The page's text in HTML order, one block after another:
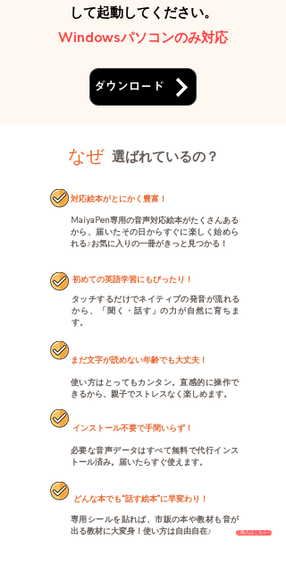
して起動してください。
Windowsパソコンのみ対応
ダウンロード
なぜ 選ばれているの？
対応絵本がとにかく豊富！
MaiyaPen専用の音声対応絵本がたくさんある
から、届いたその日からすぐに楽しく始めら
れる♪お気に入りの一冊がきっと見つかる！
初めての英語学習にもぴったり！
タッチするだけでネイティブの発音が流れる
から、「聞く・話す」の力が自然に育ちま
す。
まだ文字が読めない年齢でも大丈夫！
使い方はとってもカンタン。直感的に操作で
きるから、親子でストレスなく楽しめます。
インストール不要で手間いらず！
必要な音声データはすべて無料で代行インス
トール済み。届いたらすぐ使えます。
どんな本でも“話す絵本”に早変わり！
専用シールを貼れば、市販の本や教材も音が
出る教材に大変身！使い方は自由自在♪
ご購入はこちらへ